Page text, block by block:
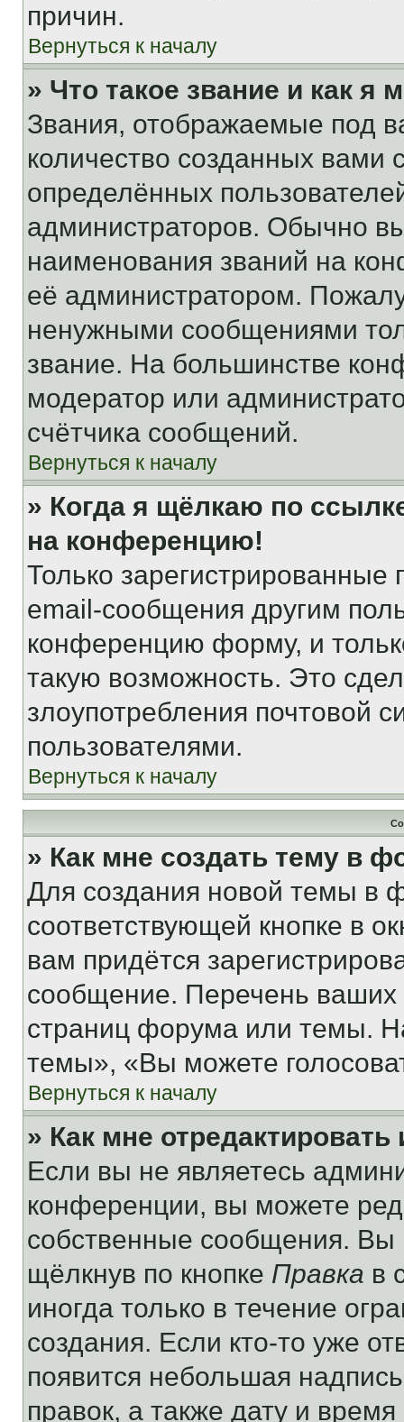
причин.
Вернуться к началу
» Что такое звание и как я
Звания, отображаемые под
количество созданных
определённых
администраторов. Обычно
наименования званий на
её администратором.
ненужными сообщениями
звание. На большинстве
модератор или
счётчика сообщений.
Вернуться к началу
» Когда я щёлкаю по
на конференцию!
Только зарегистрированные
email-сообщения другим
конференцию форму, и
такую возможность. Это
злоупотребления почтовой
пользователями.
Вернуться к началу
» Как мне создать тему в
Для создания новой темы в
соответствующей кнопке в
вам придётся
сообщение. Перечень ваших
страниц форума или темы.
темы», «Вы можете
Вернуться к началу
» Как мне
Если вы не являетесь
конференции, вы можете
собственные сообщения. Вы
щёлкнув по кнопке Правка в
иногда только в течение
создания. Если кто-то уже
появится небольшая
правок, а также дату и